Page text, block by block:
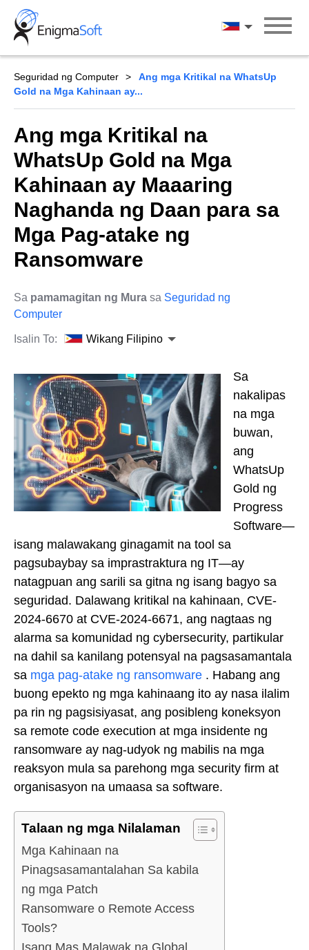
Skip
content
Wikang Filipino
Seguridad ng Computer
Ang mga Kritikal na WhatsUp
Gold na Mga Kahinaan ay...
Ang mga Kritikal na
WhatsUp Gold na Mga
Kahinaan ay Maaaring
Naghanda ng Daan para sa
Mga Pag-atake ng
Ransomware
Sa pamamagitan ng Mura sa Seguridad ng
Computer
Isalin To: Wikang Filipino
Sa
nakalipas
na mga
buwan,
ang
WhatsUp
Gold ng
Progress
Software—
isang malawakang ginagamit na tool sa
pagsubaybay sa imprastraktura ng IT—ay
natagpuan ang sarili sa gitna ng isang bagyo sa
seguridad. Dalawang kritikal na kahinaan, CVE-
2024-6670 at CVE-2024-6671, ang nagtaas ng
alarma sa komunidad ng cybersecurity, partikular
na dahil sa kanilang potensyal na pagsasamantala
sa mga pag-atake ng ransomware . Habang ang
buong epekto ng mga kahinaang ito ay nasa ilalim
pa rin ng pagsisiyasat, ang posibleng koneksyon
sa remote code execution at mga insidente ng
ransomware ay nag-udyok ng mabilis na mga
reaksyon mula sa parehong mga security firm at
organisasyon na umaasa sa software.
Talaan ng mga Nilalaman
Mga Kahinaan na
Pinagsasamantalahan Sa kabila
ng mga Patch
Ransomware o Remote Access
Tools?